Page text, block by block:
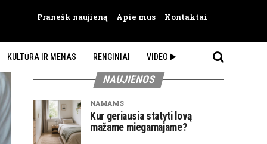
Pranešk naujieną Apie mus Kontaktai
KULTŪRA IR MENAS RENGINIAI VIDEO ▶️
NAUJIENOS
NAMAMS
Kur geriausia statyti lovą
mažame miegamajame?